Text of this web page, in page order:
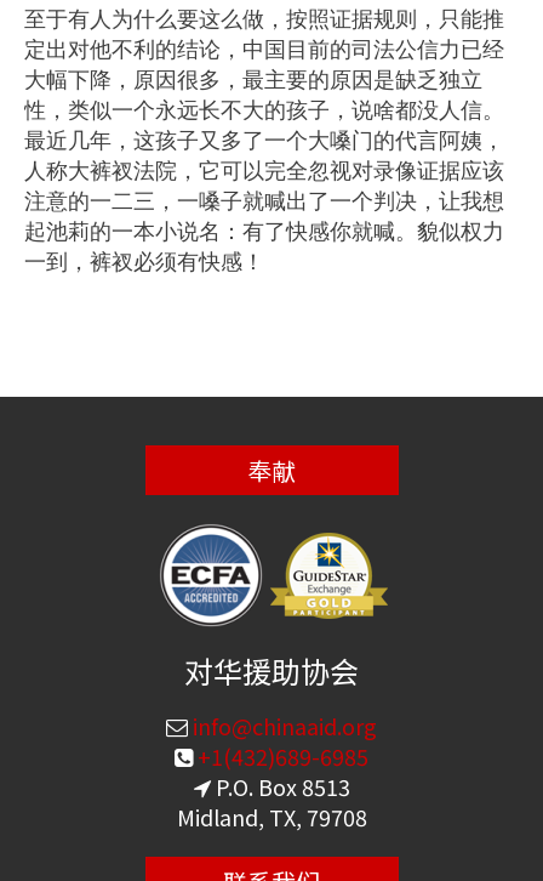
至于有人为什么要这么做，按照证据规则，只能推
定出对他不利的结论，中国目前的司法公信力已经
大幅下降，原因很多，最主要的原因是缺乏独立
性，类似一个永远长不大的孩子，说啥都没人信。
最近几年，这孩子又多了一个大嗓门的代言阿姨，
人称大裤衩法院，它可以完全忽视对录像证据应该
注意的一二三，一嗓子就喊出了一个判决，让我想
起池莉的一本小说名：有了快感你就喊。貌似权力
一到，裤衩必须有快感！
奉献
对华援助协会
info@chinaaid.org
+1(432)689-6985
P.O. Box 8513
Midland, TX, 79708